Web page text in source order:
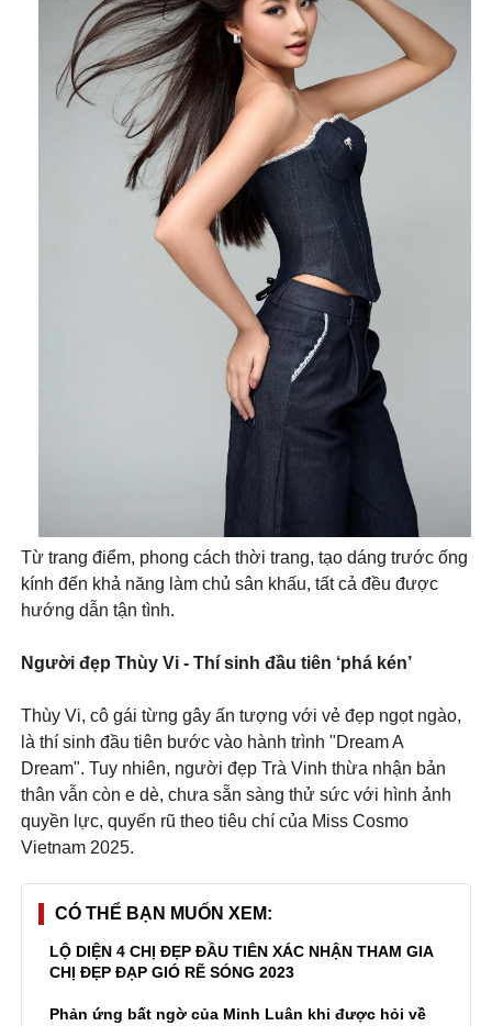
Từ trang điểm, phong cách thời trang, tạo dáng trước ống
kính đến khả năng làm chủ sân khấu, tất cả đều được
hướng dẫn tận tình.
Người đẹp Thùy Vi - Thí sinh đầu tiên ‘phá kén’
Thùy Vi, cô gái từng gây ấn tượng với vẻ đẹp ngọt ngào,
là thí sinh đầu tiên bước vào hành trình "Dream A
Dream". Tuy nhiên, người đẹp Trà Vinh thừa nhận bản
thân vẫn còn e dè, chưa sẵn sàng thử sức với hình ảnh
quyền lực, quyến rũ theo tiêu chí của Miss Cosmo
Vietnam 2025.
CÓ THỂ BẠN MUỐN XEM
LỘ DIỆN 4 CHỊ ĐẸP ĐẦU TIÊN XÁC NHẬN THAM GIA
CHỊ ĐẸP ĐẠP GIÓ RẼ SÓNG 2023
Phản ứng bất ngờ của Minh Luân khi được hỏi về